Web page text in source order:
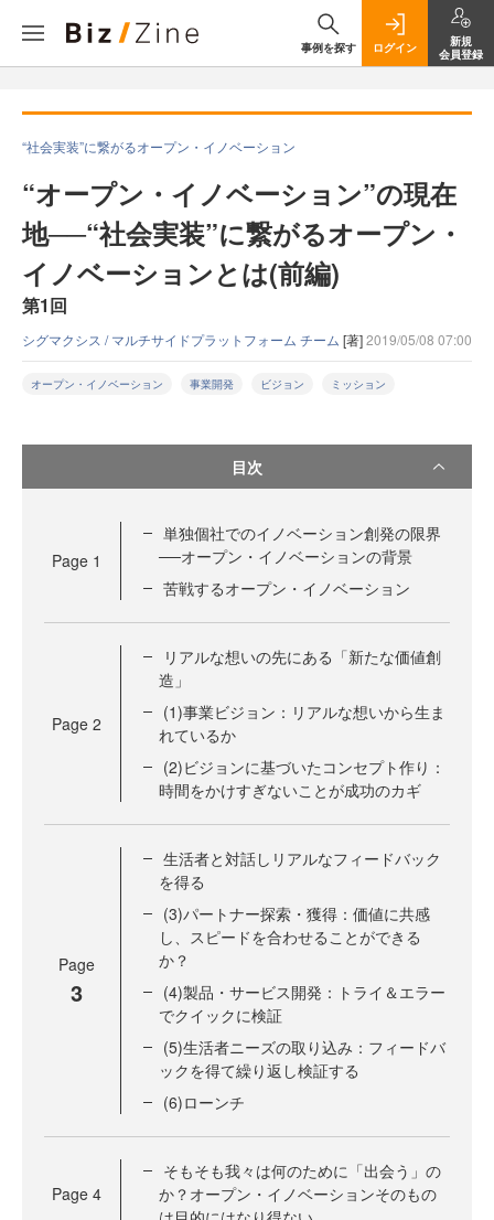
事例を探す ログイン
新規
会員登録
“社会実装”に繋がるオープン・イノベーション
“オープン・イノベーション”の現在
地──“社会実装”に繋がるオープン・
イノベーションとは(前編)
第1回
シグマクシス / マルチサイドプラットフォーム チーム [著]2019/05/08 07:00
オープン・イノベーション 事業開発 ビジョン ミッション
目次
Page 1
単独個社でのイノベーション創発の限界
──オープン・イノベーションの背景
苦戦するオープン・イノベーション
Page 2
リアルな想いの先にある「新たな価値創
造」
(1)事業ビジョン：リアルな想いから生ま
れているか
(2)ビジョンに基づいたコンセプト作り：
時間をかけすぎないことが成功のカギ
Page
3
生活者と対話しリアルなフィードバック
を得る
(3)パートナー探索・獲得：価値に共感
し、スピードを合わせることができる
か？
(4)製品・サービス開発：トライ＆エラー
でクイックに検証
(5)生活者ニーズの取り込み：フィードバ
ックを得て繰り返し検証する
(6)ローンチ
Page 4
そもそも我々は何のために「出会う」の
か？オープン・イノベーションそのもの